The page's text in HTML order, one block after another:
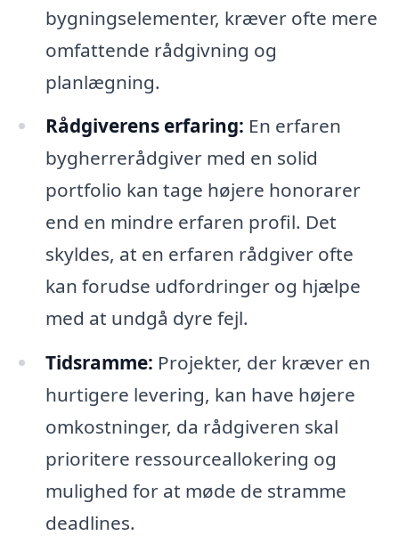
bygningselementer, kræver ofte mere
omfattende rådgivning og
planlægning.
Rådgiverens erfaring: En erfaren
bygherrerådgiver med en solid
portfolio kan tage højere honorarer
end en mindre erfaren profil. Det
skyldes, at en erfaren rådgiver ofte
kan forudse udfordringer og hjælpe
med at undgå dyre fejl.
Tidsramme: Projekter, der kræver en
hurtigere levering, kan have højere
omkostninger, da rådgiveren skal
prioritere ressourceallokering og
mulighed for at møde de stramme
deadlines.